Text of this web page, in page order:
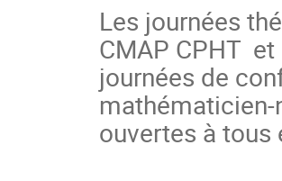
Les journées
CMAP CPHT
journées de
mathématicien-
ouvertes à tous